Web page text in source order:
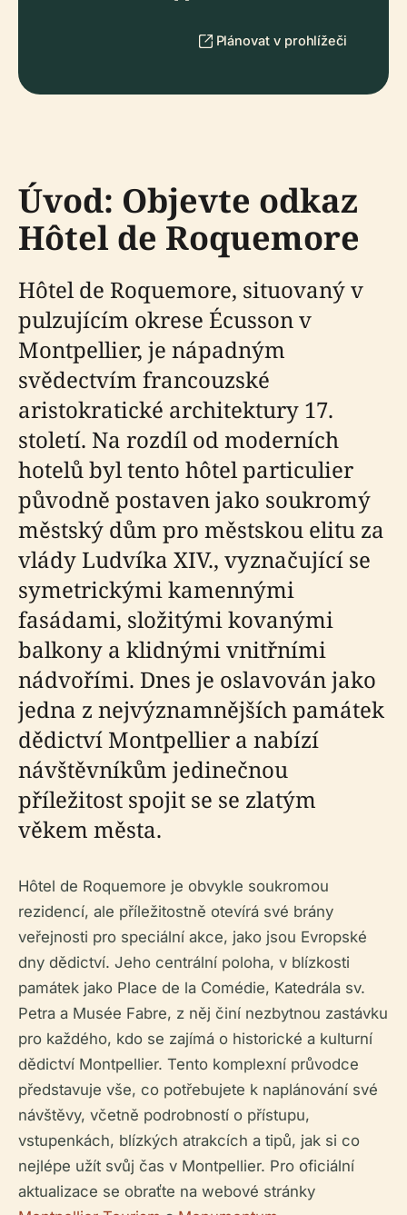
Plánovat v prohlížeči
Úvod: Objevte odkaz
Hôtel de Roquemore
Hôtel de Roquemore, situovaný v
pulzujícím okrese Écusson v
Montpellier, je nápadným
svědectvím francouzské
aristokratické architektury 17.
století. Na rozdíl od moderních
hotelů byl tento hôtel particulier
původně postaven jako soukromý
městský dům pro městskou elitu za
vlády Ludvíka XIV., vyznačující se
symetrickými kamennými
fasádami, složitými kovanými
balkony a klidnými vnitřními
nádvořími. Dnes je oslavován jako
jedna z nejvýznamnějších památek
dědictví Montpellier a nabízí
návštěvníkům jedinečnou
příležitost spojit se se zlatým
věkem města.
Hôtel de Roquemore je obvykle soukromou
rezidencí, ale příležitostně otevírá své brány
veřejnosti pro speciální akce, jako jsou Evropské
dny dědictví. Jeho centrální poloha, v blízkosti
památek jako Place de la Comédie, Katedrála sv.
Petra a Musée Fabre, z něj činí nezbytnou zastávku
pro každého, kdo se zajímá o historické a kulturní
dědictví Montpellier. Tento komplexní průvodce
představuje vše, co potřebujete k naplánování své
návštěvy, včetně podrobností o přístupu,
vstupenkách, blízkých atrakcích a tipů, jak si co
nejlépe užít svůj čas v Montpellier. Pro oficiální
aktualizace se obraťte na webové stránky